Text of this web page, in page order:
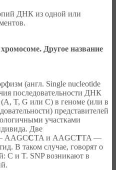
ДНК из одной или
Другое название
(англ. Single nucleotide
последовательности ДНК
T, G или C) в геноме (или в
представителей
участками
Две
AAGCCTA и AAGCTTA —
В таком случае, говорят о
C и T. SNP возникают в